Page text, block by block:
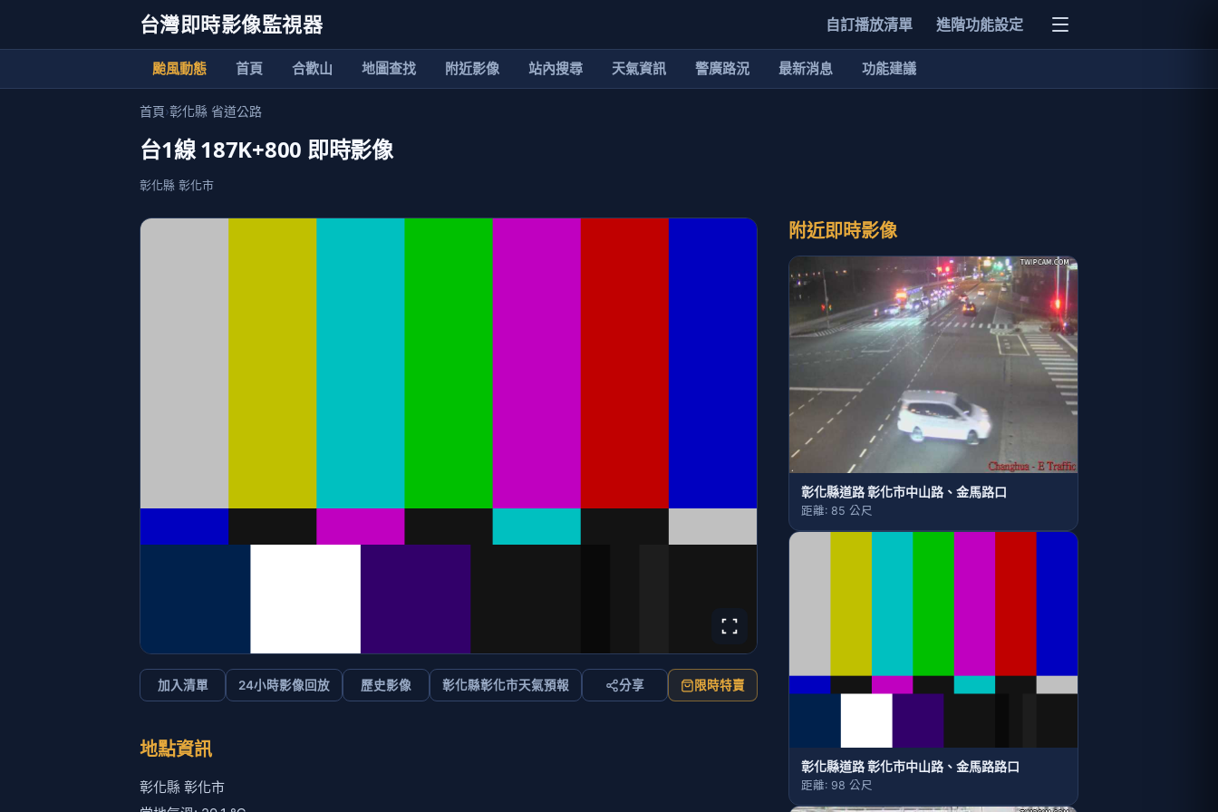
台灣即時影像監視器 自訂播放清單 進階功能設定
颱風動態 首頁 合歡山 地圖查找 附近影像 站內搜尋 天氣資訊 警廣路況 最新消息 功能建議
首頁›彰化縣 省道公路
台1線 187K+800 即時影像
彰化縣 彰化市
加入清單 24小時影像回放 歷史影像 彰化縣彰化市天氣預報 分享 限時特賣
地點資訊
彰化縣 彰化市
附近即時影像
彰化縣道路 彰化市中山路、金馬路口
距離: 85 公尺
彰化縣道路 彰化市中山路、金馬路路口
距離: 98 公尺